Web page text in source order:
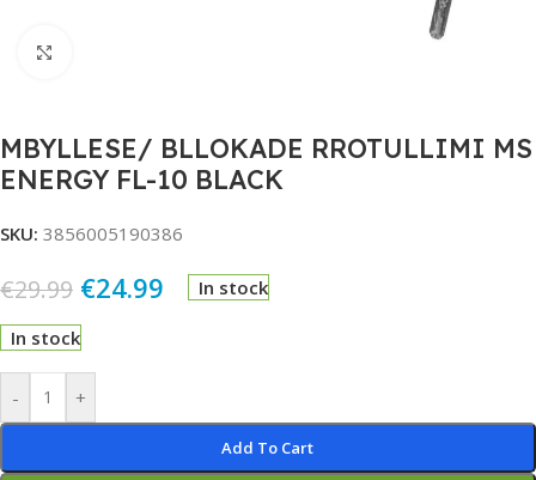
MBYLLESE/ BLLOKADE RROTULLIMI MS
ENERGY FL-10 BLACK
SKU: 3856005190386
€29.99 €24.99 In stock
In stock
- +
Add To Cart
Alternative: